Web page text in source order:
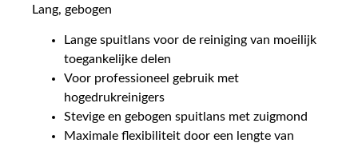
Lang, gebogen
Lange spuitlans voor de reiniging van moeilijk
toegankelijke delen
Voor professioneel gebruik met
hogedrukreinigers
Stevige en gebogen spuitlans met zuigmond
Maximale flexibiliteit door een lengte van